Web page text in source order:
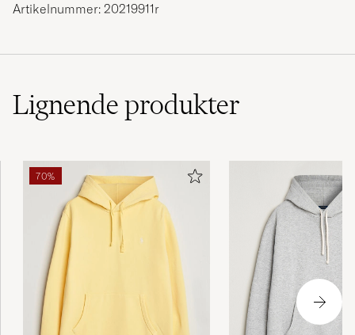
Artikelnummer: 20219911r
Lignendeprodukter
70%